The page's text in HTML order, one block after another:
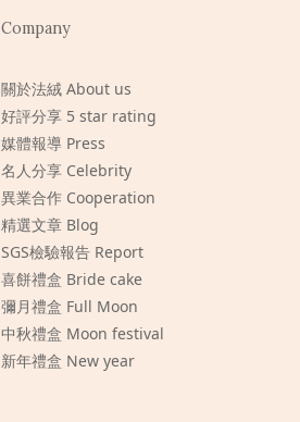
Company
關於法絨 About us
好評分享 5 star rating
媒體報導 Press
名人分享 Celebrity
異業合作 Cooperation
精選文章 Blog
SGS檢驗報告 Report
喜餅禮盒 Bride cake
彌月禮盒 Full Moon
中秋禮盒 Moon festival
新年禮盒 New year